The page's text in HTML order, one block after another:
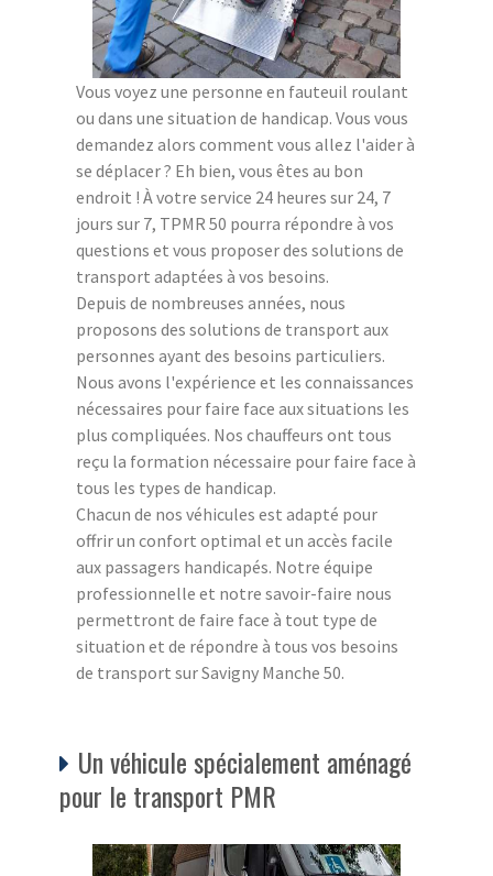
Vous voyez une personne en fauteuil roulant
ou dans une situation de handicap. Vous vous
demandez alors comment vous allez l'aider à
se déplacer ? Eh bien, vous êtes au bon
endroit ! À votre service 24 heures sur 24, 7
jours sur 7, TPMR 50 pourra répondre à vos
questions et vous proposer des solutions de
transport adaptées à vos besoins.
Depuis de nombreuses années, nous
proposons des solutions de transport aux
personnes ayant des besoins particuliers.
Nous avons l'expérience et les connaissances
nécessaires pour faire face aux situations les
plus compliquées. Nos chauffeurs ont tous
reçu la formation nécessaire pour faire face à
tous les types de handicap.
Chacun de nos véhicules est adapté pour
offrir un confort optimal et un accès facile
aux passagers handicapés. Notre équipe
professionnelle et notre savoir-faire nous
permettront de faire face à tout type de
situation et de répondre à tous vos besoins
de transport sur Savigny Manche 50.
Un véhicule spécialement aménagé
pour le transport PMR